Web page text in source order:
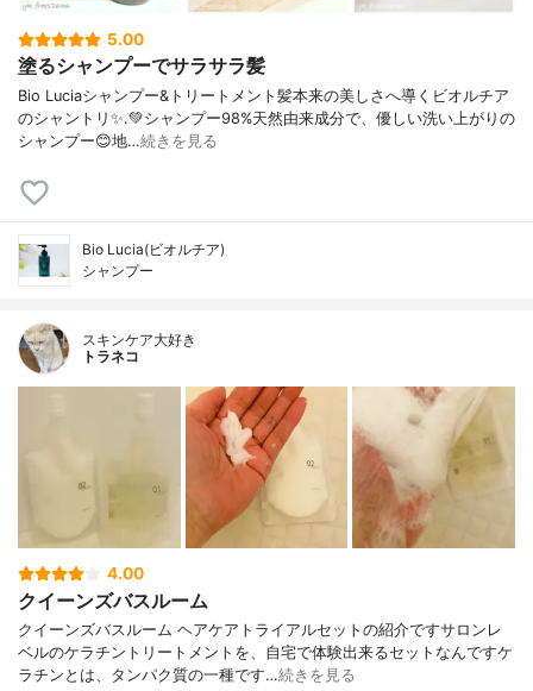
5.00
塗るシャンプーでサラサラ髪
Bio Luciaシャンプー&トリートメント⁡髪本来の美しさへ導くビオルチア
のシャントリ✨⁡.💚シャンプー98%天然由来成分で、優しい洗い上がりの
シャンプー😊地…続きを見る
Bio Lucia(ビオルチア)
シャンプー
スキンケア大好き
トラネコ
4.00
クイーンズバスルーム
クイーンズバスルーム ヘアケアトライアルセットの紹介ですサロンレ
ベルのケラチントリートメントを、自宅で体験出来るセットなんですケ
ラチンとは、タンパク質の一種です…続きを見る